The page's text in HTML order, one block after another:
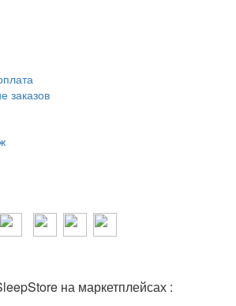
заказов
на маркетплейсах :